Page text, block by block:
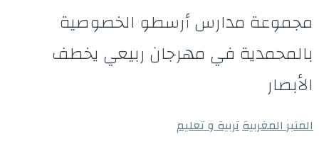
مجموعة مدارس أرسطو الخصوصية
بالمحمدية في مهرجان ربيعي يخطف
الأبصار
المنبر المغربيةتربية و تعليم